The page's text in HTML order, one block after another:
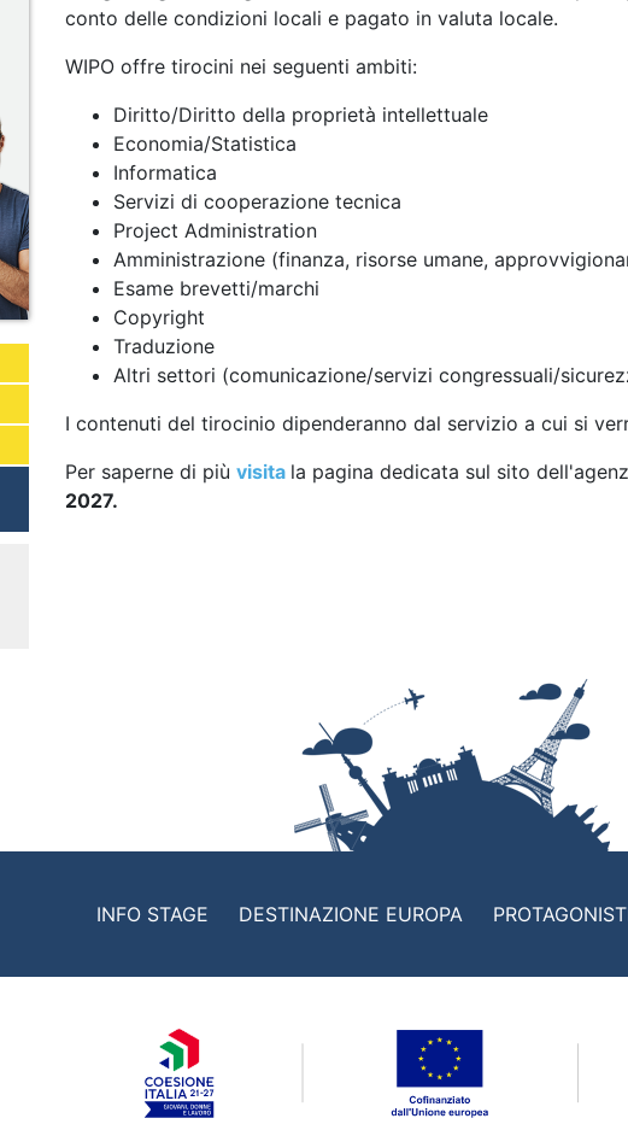
conto delle condizioni locali e pagato in valuta locale.
WIPO offre tirocini nei seguenti ambiti:
Diritto/Diritto della proprietà intellettuale
Economia/Statistica
Informatica
Servizi di cooperazione tecnica
Project Administration
Amministrazione (finanza, risorse umane,
Esame brevetti/marchi
Copyright
Traduzione
Altri settori (comunicazione/servizi congressuali/
I contenuti del tirocinio dipenderanno dal servizio a cui si
Per saperne di più visita la pagina dedicata sul sito
2027.
INFO STAGE DESTINAZIONE EUROPA